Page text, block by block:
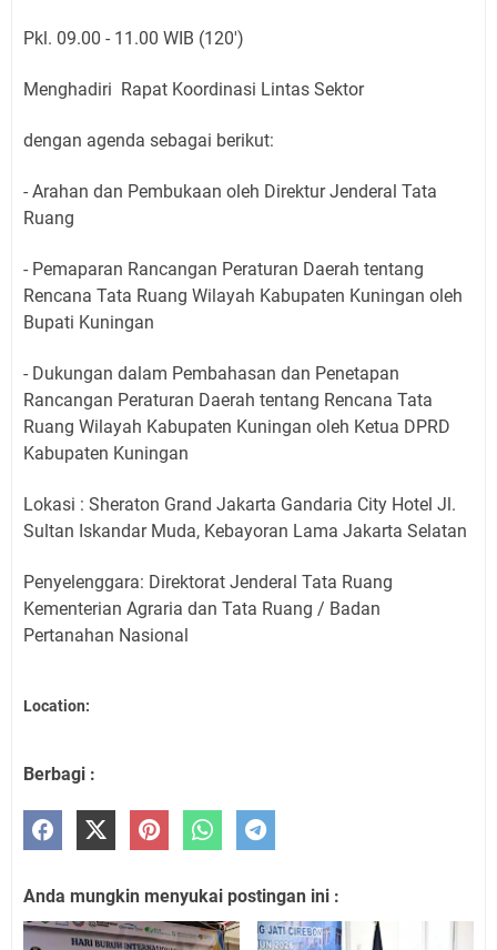
Pkl. 09.00 - 11.00 WIB (120')
Menghadiri Rapat Koordinasi Lintas Sektor
dengan agenda sebagai berikut:
- Arahan dan Pembukaan oleh Direktur Jenderal Tata
Ruang
- Pemaparan Rancangan Peraturan Daerah tentang
Rencana Tata Ruang Wilayah Kabupaten Kuningan oleh
Bupati Kuningan
- Dukungan dalam Pembahasan dan Penetapan
Rancangan Peraturan Daerah tentang Rencana Tata
Ruang Wilayah Kabupaten Kuningan oleh Ketua DPRD
Kabupaten Kuningan
Lokasi : Sheraton Grand Jakarta Gandaria City Hotel Jl.
Sultan Iskandar Muda, Kebayoran Lama Jakarta Selatan
Penyelenggara: Direktorat Jenderal Tata Ruang
Kementerian Agraria dan Tata Ruang / Badan
Pertanahan Nasional
Location:
Berbagi :
Anda mungkin menyukai postingan ini :